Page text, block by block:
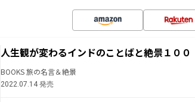
人生観が変わるインドのことばと絶景１００
BOOKS 旅の名言＆絶景
2022.07.14 発売